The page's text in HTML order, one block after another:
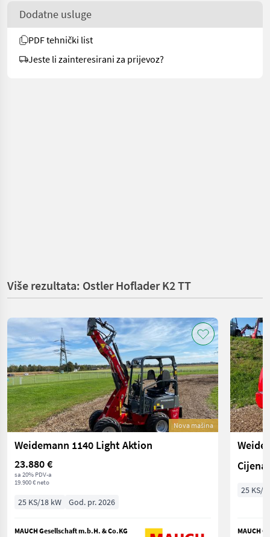
Dodatne usluge
PDF tehnički list
Jeste li zainteresirani za prijevoz?
Više rezultata: Ostler Hoflader K2 TT
Nova mašina
Weidemann 1140 Light Aktion
23.880 €
sa 20% PDV-a
19.900 € neto
25 KS/18 kW God. pr. 2026
MAUCH Gesellschaft m.b.H. & Co.KG
25 KS/
MAUCH